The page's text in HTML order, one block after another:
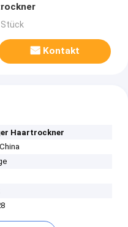
Stück
Kontakt
Haartrockner